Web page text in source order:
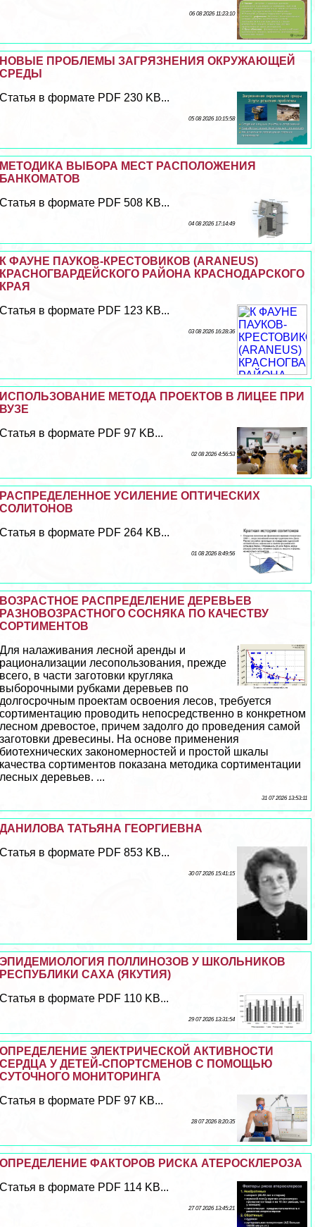
06 08 2026 11:23:10
НОВЫЕ ПРОБЛЕМЫ ЗАГРЯЗНЕНИЯ ОКРУЖАЮЩЕЙ
СРЕДЫ
Статья в формате PDF 230 KB...
05 08 2026 10:15:58
МЕТОДИКА ВЫБОРА МЕСТ РАСПОЛОЖЕНИЯ
БАНКОМАТОВ
Статья в формате PDF 508 KB...
04 08 2026 17:14:49
К ФАУНЕ ПАУКОВ-КРЕСТОВИКОВ (ARANEUS)
КРАСНОГВАРДЕЙСКОГО РАЙОНА КРАСНОДАРСКОГО
КРАЯ
Статья в формате PDF 123 KB...
03 08 2026 16:28:36
ИСПОЛЬЗОВАНИЕ МЕТОДА ПРОЕКТОВ В ЛИЦЕЕ ПРИ
ВУЗЕ
Статья в формате PDF 97 KB...
02 08 2026 4:56:53
РАСПРЕДЕЛЕННОЕ УСИЛЕНИЕ ОПТИЧЕСКИХ
СОЛИТОНОВ
Статья в формате PDF 264 KB...
01 08 2026 8:49:56
ВОЗРАСТНОЕ РАСПРЕДЕЛЕНИЕ ДЕРЕВЬЕВ
РАЗНОВОЗРАСТНОГО СОСНЯКА ПО КАЧЕСТВУ
СОРТИМЕНТОВ
Для налаживания лесной аренды и
рационализации лесопользования, прежде
всего, в части заготовки кругляка
выборочными рубками деревьев по
долгосрочным проектам освоения лесов, требуется
сортиментацию проводить непосредственно в конкретном
лесном древостое, причем задолго до проведения самой
заготовки древесины. На основе применения
биотехнических закономерностей и простой шкалы
качества сортиментов показана методика сортиментации
лесных деревьев. ...
31 07 2026 13:53:11
ДАНИЛОВА ТАТЬЯНА ГЕОРГИЕВНА
Статья в формате PDF 853 KB...
30 07 2026 15:41:15
ЭПИДЕМИОЛОГИЯ ПОЛЛИНОЗОВ У ШКОЛЬНИКОВ
РЕСПУБЛИКИ САХА (ЯКУТИЯ)
Статья в формате PDF 110 KB...
29 07 2026 13:31:54
ОПРЕДЕЛЕНИЕ ЭЛЕКТРИЧЕСКОЙ АКТИВНОСТИ
СЕРДЦА У ДЕТЕЙ-СПОРТСМЕНОВ С ПОМОЩЬЮ
СУТОЧНОГО МОНИТОРИНГА
Статья в формате PDF 97 KB...
28 07 2026 8:20:35
ОПРЕДЕЛЕНИЕ ФАКТОРОВ РИСКА АТЕРОСКЛЕРОЗА
Статья в формате PDF 114 KB...
27 07 2026 13:45:21